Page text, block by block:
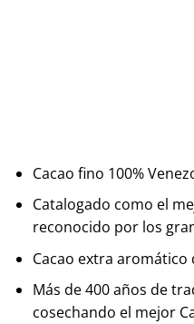
Cacao fino 100%
Catalogado como el
reconocido por los
Cacao extra aromático
Más de 400 años de
cosechando el mejor